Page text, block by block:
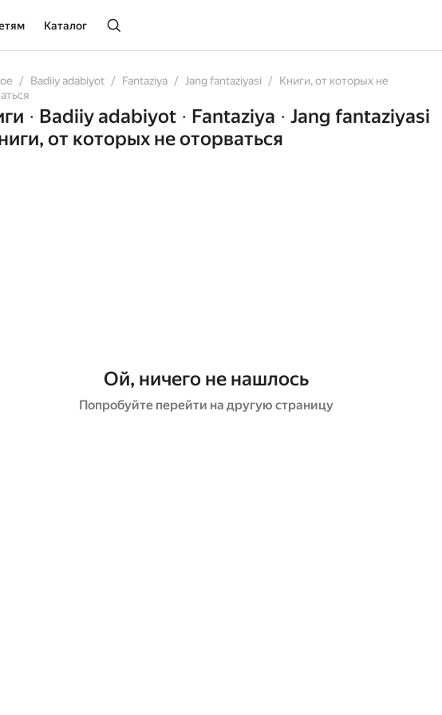
Каталог
Badiiy adabiyot Fantaziya Jang fantaziyasi
Книги, от которых не
• Badiiy adabiyot • Fantaziya • Jang fantaziyasi
от которых не оторваться
Ой, ничего не нашлось
Попробуйте перейти на другую страницу